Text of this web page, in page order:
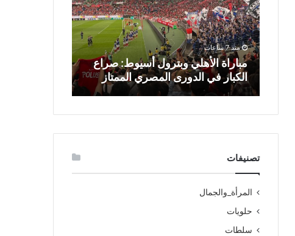
منذ 7 ساعات
مباراة الأهلي وبترول أسيوط: صراع
الكبار في الدورى المصري الممتاز
تصنيفات
المرأة_والجمال
حلويات
سلطات